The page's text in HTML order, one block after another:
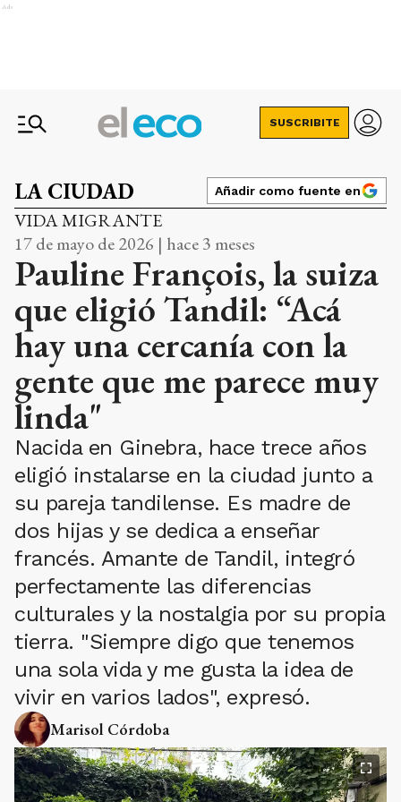
Ads
SUSCRIBITE
LA CIUDAD Añadir como fuente en
VIDA MIGRANTE
17 de mayo de 2026 | hace 3 meses
Pauline François, la suiza
que eligió Tandil: “Acá
hay una cercanía con la
gente que me parece muy
linda"
Nacida en Ginebra, hace trece años
eligió instalarse en la ciudad junto a
su pareja tandilense. Es madre de
dos hijas y se dedica a enseñar
francés. Amante de Tandil, integró
perfectamente las diferencias
culturales y la nostalgia por su propia
tierra. "Siempre digo que tenemos
una sola vida y me gusta la idea de
vivir en varios lados", expresó.
Marisol Córdoba